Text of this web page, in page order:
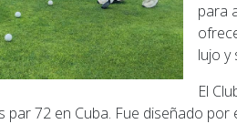
para
lujo y
El
par 72 en Cuba. Fue diseñado